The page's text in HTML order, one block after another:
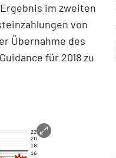
im zweiten
von
Übernahme des
für 2018 zu